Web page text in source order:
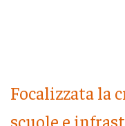
Focalizzata la
scuole e